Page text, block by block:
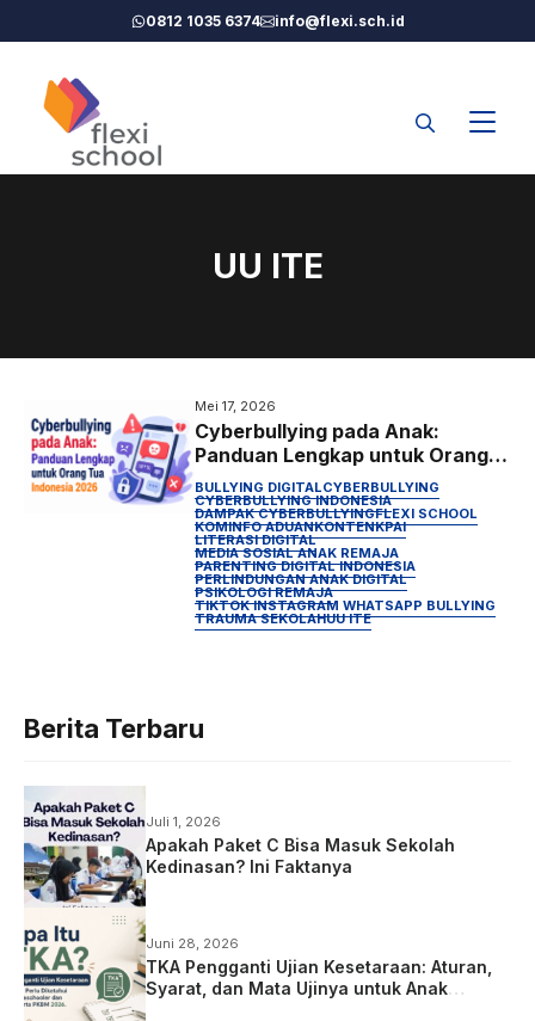
ke
0812 1035 6374 info@flexi.sch.id
UU ITE
Mei 17, 2026
Cyberbullying pada Anak:
Panduan Lengkap untuk Orang
Tua Indonesia 2026
BULLYING DIGITALCYBERBULLYING
CYBERBULLYING INDONESIA
DAMPAK CYBERBULLYINGFLEXI SCHOOL
KOMINFO ADUANKONTENKPAI
LITERASI DIGITAL
MEDIA SOSIAL ANAK REMAJA
PARENTING DIGITAL INDONESIA
PERLINDUNGAN ANAK DIGITAL
PSIKOLOGI REMAJA
TIKTOK INSTAGRAM WHATSAPP BULLYING
TRAUMA SEKOLAHUU ITE
Berita Terbaru
Juli 1, 2026
Apakah Paket C Bisa Masuk Sekolah
Kedinasan? Ini Faktanya
Juni 28, 2026
TKA Pengganti Ujian Kesetaraan: Aturan,
Syarat, dan Mata Ujinya untuk Anak